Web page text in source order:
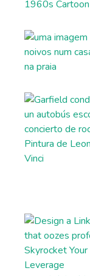
title and
Copy an
with just
article to
Article
Detailed
content on a